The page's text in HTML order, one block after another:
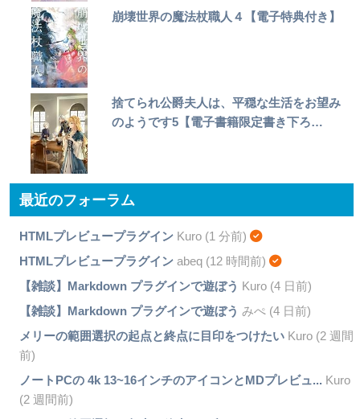
崩壊世界の魔法杖職人４【電子特典付き】
捨てられ公爵夫人は、平穏な生活をお望み
のようです5【電子書籍限定書き下ろ…
最近のフォーラム
HTMLプレビュープラグインKuro (1 分前)
HTMLプレビュープラグインabeq (12 時間前)
【雑談】Markdown プラグインで遊ぼう Kuro (4 日前)
【雑談】Markdown プラグインで遊ぼう みぺ (4 日前)
メリーの範囲選択の起点と終点に目印をつけたいKuro (2 週間
前)
ノートPCの 4k 13~16インチのアイコンとMDプレビュ... Kuro
(2 週間前)